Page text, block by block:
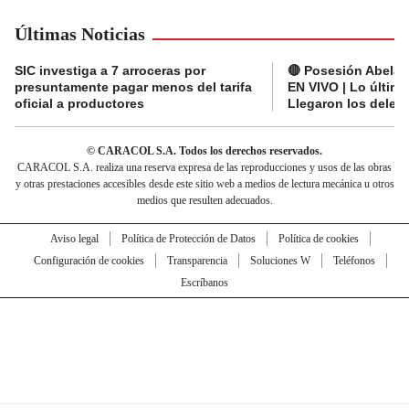
Últimas Noticias
SIC investiga a 7 arroceras por
presuntamente pagar menos del tarifa
oficial a productores
🔴 Posesión
EN VIVO | Lo
Llegaron los
© CARACOL S.A. Todos los derechos reservados.
CARACOL S.A. realiza una reserva expresa de las reproducciones y usos de las obras
y otras prestaciones accesibles desde este sitio web a medios de lectura mecánica u otros
medios que resulten adecuados.
Aviso legal Política de Protección de Datos
Política de cookies
Configuración de cookies
Transparencia Soluciones W
Teléfonos
Escríbanos